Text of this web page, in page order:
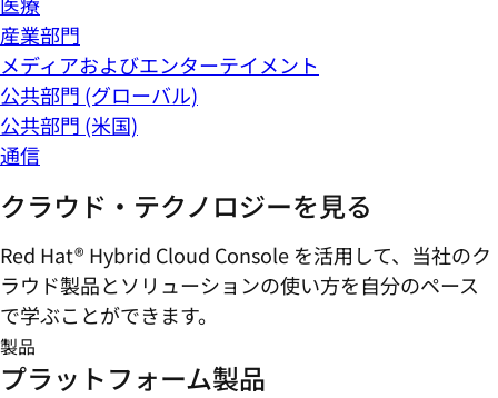
産業部門
メディアおよびエンターテイメント
公共部門 (グローバル)
公共部門 (米国)
通信
クラウド・テクノロジーを見る
Red Hat® Hybrid Cloud Console を活用して、当社のク
ラウド製品とソリューションの使い方を自分のペース
で学ぶことができます。
製品
プラットフォーム製品